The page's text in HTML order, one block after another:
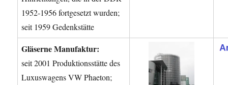
1952-1956 fortgesetzt wurden;
seit 1959 Gedenkstätte
Gläserne Manufaktur:
seit 2001 Produktionsstätte des
Luxuswagens VW Phaeton;